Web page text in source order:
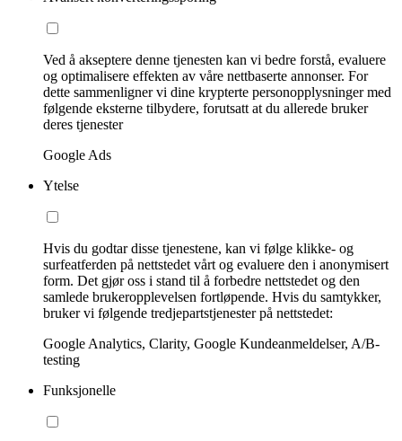
Ved å akseptere denne tjenesten kan vi bedre forstå, evaluere
og optimalisere effekten av våre nettbaserte annonser. For
dette sammenligner vi dine krypterte personopplysninger med
følgende eksterne tilbydere, forutsatt at du allerede bruker
deres tjenester
Google Ads
Ytelse
Hvis du godtar disse tjenestene, kan vi følge klikke- og
surfeatferden på nettstedet vårt og evaluere den i anonymisert
form. Det gjør oss i stand til å forbedre nettstedet og den
samlede brukeropplevelsen fortløpende. Hvis du samtykker,
bruker vi følgende tredjepartstjenester på nettstedet:
Google Analytics, Clarity, Google Kundeanmeldelser, A/B-
testing
Funksjonelle